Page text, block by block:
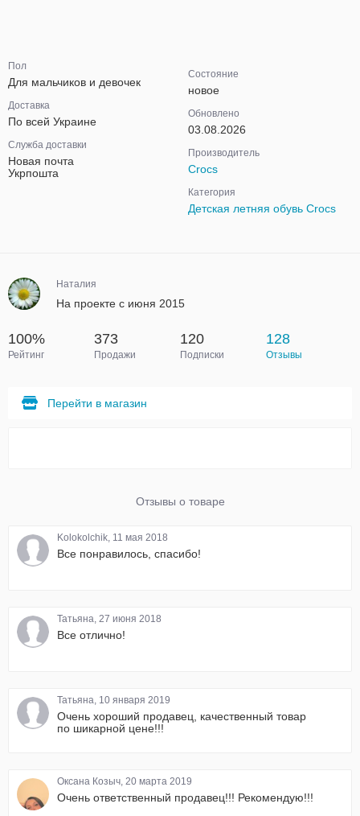
Пол
Для мальчиков и девочек
Доставка
По всей Украине
Служба доставки
Новая почта
Укрпошта
Состояние
новое
Обновлено
03.08.2026
Производитель
Crocs
Категория
Детская летняя обувь Crocs
Наталия
На проекте с июня 2015
100%
Рейтинг
373
Продажи
120
Подписки
128
Отзывы
Перейти в магазин
Отзывы о товаре
Kolokolchik, 11 мая 2018
Все понравилось, спасибо!
Татьяна, 27 июня 2018
Все отлично!
Татьяна, 10 января 2019
Очень хороший продавец, качественный товар
по шикарной цене!!!
Оксана Козыч, 20 марта 2019
Очень ответственный продавец!!! Рекомендую!!!